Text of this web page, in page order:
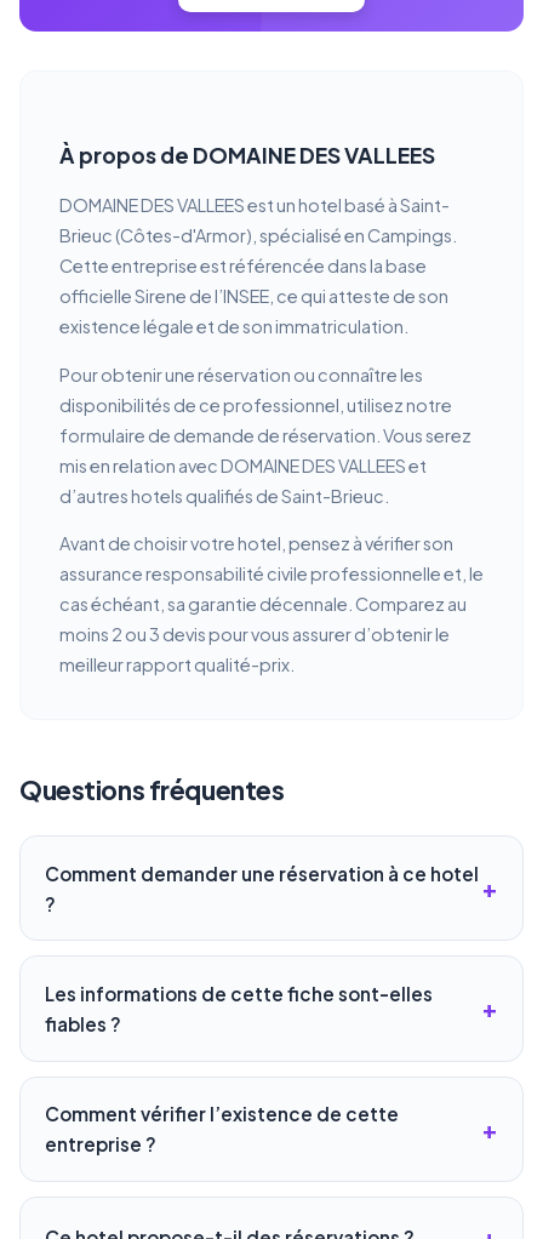
À propos de DOMAINE DES VALLEES
DOMAINE DES VALLEES est un hotel basé à Saint-
Brieuc (Côtes-d'Armor), spécialisé en Campings.
Cette entreprise est référencée dans la base
officielle Sirene de l’INSEE, ce qui atteste de son
existence légale et de son immatriculation.
Pour obtenir une réservation ou connaître les
disponibilités de ce professionnel, utilisez notre
formulaire de demande de réservation. Vous serez
mis en relation avec DOMAINE DES VALLEES et
d’autres hotels qualifiés de Saint-Brieuc.
Avant de choisir votre hotel, pensez à vérifier son
assurance responsabilité civile professionnelle et, le
cas échéant, sa garantie décennale. Comparez au
moins 2 ou 3 devis pour vous assurer d’obtenir le
meilleur rapport qualité-prix.
Questions fréquentes
Comment demander une réservation à ce hotel
?
Les informations de cette fiche sont-elles
fiables ?
Comment vérifier l’existence de cette
entreprise ?